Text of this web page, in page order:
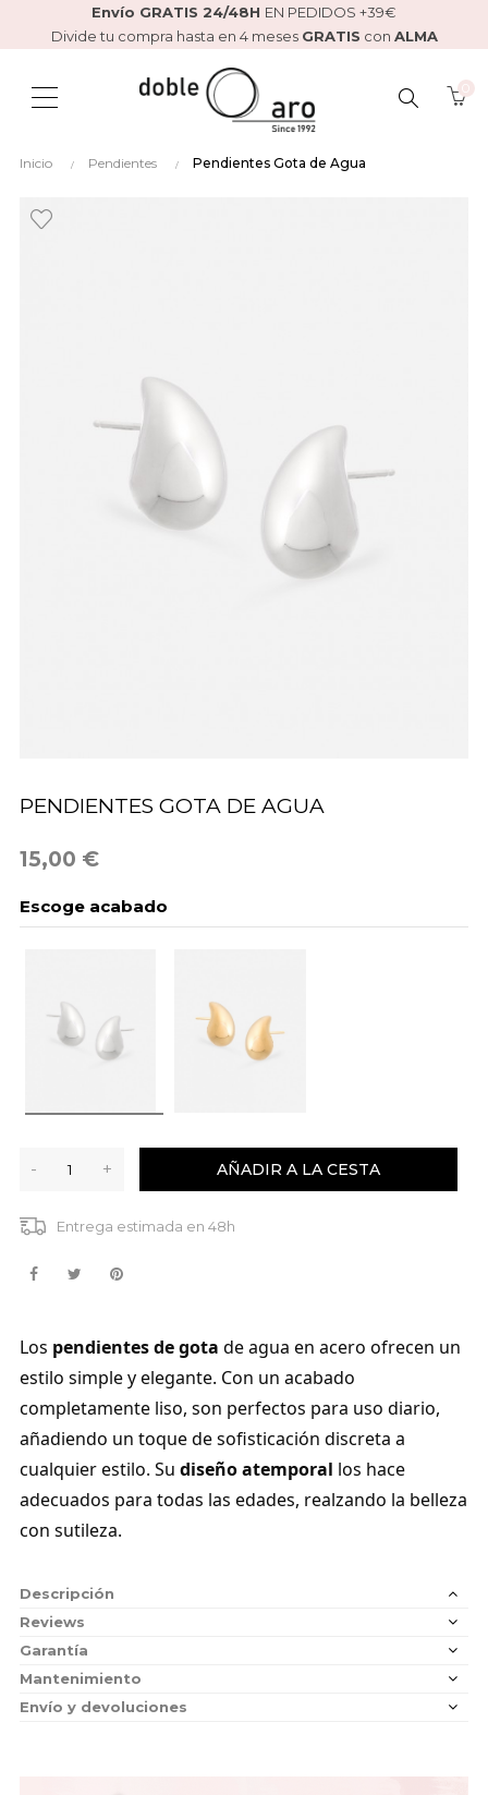
Envío GRATIS 24/48H EN PEDIDOS +39€
Divide tu compra hasta en 4 meses GRATIS con ALMA
BUSCAR
Inicio Pendientes Pendientes Gota de Agua
PENDIENTES GOTA DE AGUA
15,00 €
Escoge acabado
- + AÑADIR A LA CESTA
Entrega estimada en 48h
Los pendientes de gota de agua en acero ofrecen un
estilo simple y elegante. Con un acabado
completamente liso, son perfectos para uso diario,
añadiendo un toque de sofisticación discreta a
cualquier estilo. Su diseño atemporal los hace
adecuados para todas las edades, realzando la belleza
con sutileza.
Descripción
Reviews
Garantía
Mantenimiento
Envío y devoluciones